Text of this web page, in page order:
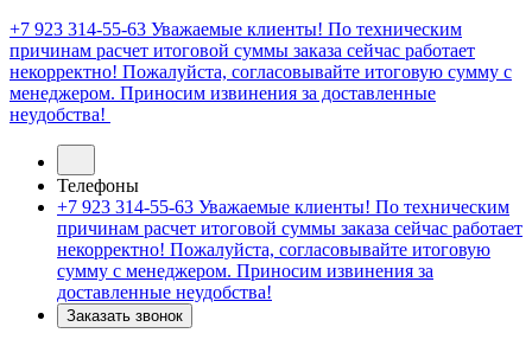
+7 923 314-55-63 Уважаемые клиенты! По техническим
причинам расчет итоговой суммы заказа сейчас работает
некорректно! Пожалуйста, согласовывайте итоговую сумму с
менеджером. Приносим извинения за доставленные
неудобства!
Телефоны
+7 923 314-55-63 Уважаемые клиенты! По техническим
причинам расчет итоговой суммы заказа сейчас работает
некорректно! Пожалуйста, согласовывайте итоговую
сумму с менеджером. Приносим извинения за
доставленные неудобства!
Заказать звонок